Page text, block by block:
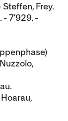
Frey.
7‘929. -